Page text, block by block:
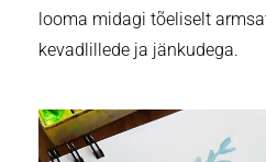
looma midagi tõeliselt
kevadlillede ja jänkudega.